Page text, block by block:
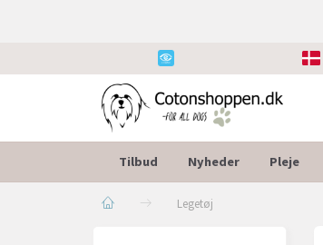
Tilbud Nyheder Pleje
Legetøj